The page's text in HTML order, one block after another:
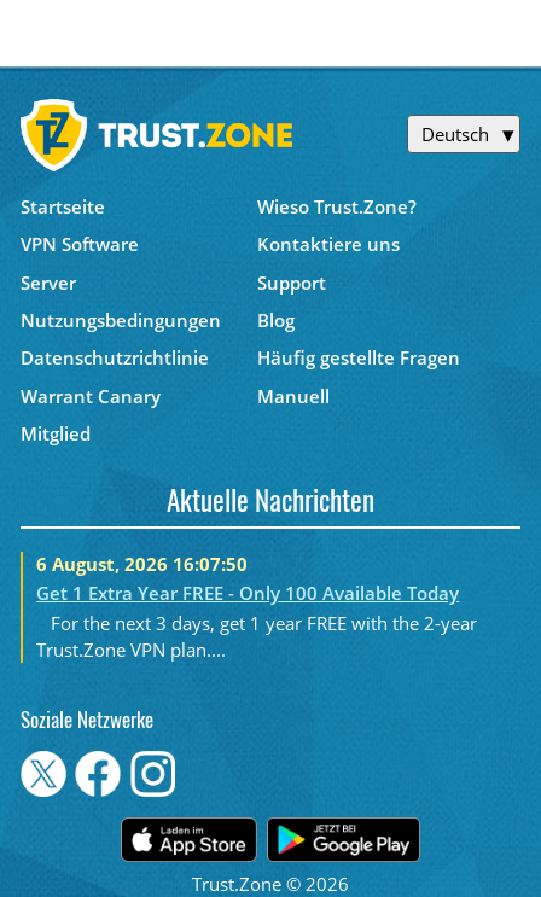
Deutsch
Startseite
Wieso Trust.Zone?
VPN Software
Kontaktiere uns
Server
Support
Nutzungsbedingungen
Blog
Datenschutzrichtlinie
Häufig gestellte Fragen
Warrant Canary
Manuell
Mitglied
Aktuelle Nachrichten
6 August, 2026 16:07:50
Get 1 Extra Year FREE - Only 100 Available Today
For the next 3 days, get 1 year FREE with the 2-year
Trust.Zone VPN plan....
Soziale Netzwerke
Trust.Zone © 2026